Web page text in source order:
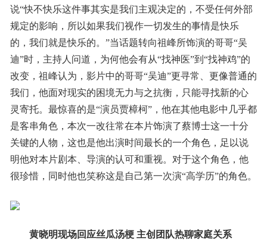
说“快不快乐这件事其实是我们主观决定的，不受任何外部
规定的影响，所以如果我们视作一切发生的事情是快乐
的，我们就是快乐的。”当话题转向祖峰所饰演的哥哥“吴
迪”时，主持人问道，为何他会有从“找神医”到“找神鸡”的
改变，祖峰认为，影片中的哥哥“吴迪”更寻常、更像普通的
我们，他面对现实的困境无力与之抗衡，只能寻找新的心
灵寄托。最惊喜的是“演员贾樟柯”，他在其他电影中几乎都
是客串角色，本次一改往常在本片饰演了蔡博士这一十分
关键的人物，这也是他出演时间最长的一个角色，足以说
明他对本片剧本、导演的认可和重视。对于这个角色，他
很珍惜，同时他也笑称这是自己第一次演“高学历”的角色。
黄晓明现场回应丝瓜汤梗 主创团队热聊家庭关系